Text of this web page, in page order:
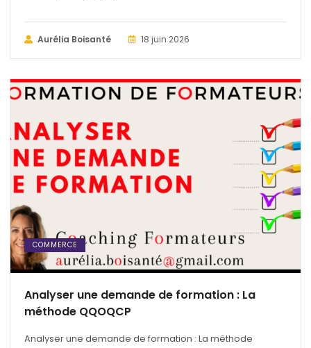
Aurélia Boisanté 18 juin 2026
COMMERCE
Analyser une demande de formation : La
méthode QQOQCP
Analyser une demande de formation : La méthode